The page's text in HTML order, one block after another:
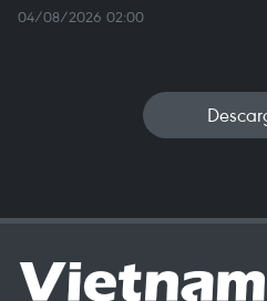
04/08/2026 02:00